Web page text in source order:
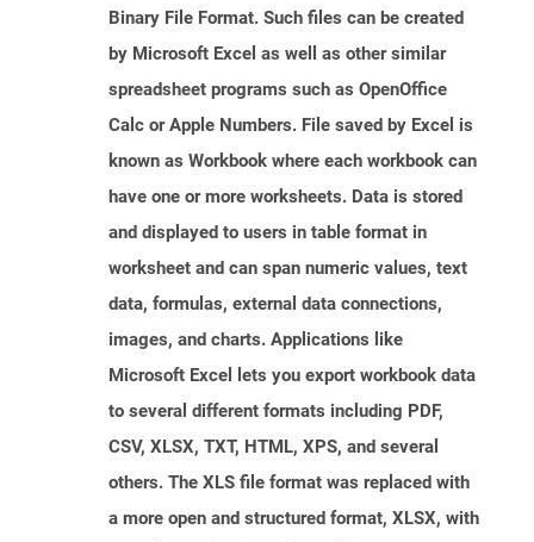
Binary File Format. Such files can be created
by Microsoft Excel as well as other similar
spreadsheet programs such as OpenOffice
Calc or Apple Numbers. File saved by Excel is
known as Workbook where each workbook can
have one or more worksheets. Data is stored
and displayed to users in table format in
worksheet and can span numeric values, text
data, formulas, external data connections,
images, and charts. Applications like
Microsoft Excel lets you export workbook data
to several different formats including PDF,
CSV, XLSX, TXT, HTML, XPS, and several
others. The XLS file format was replaced with
a more open and structured format, XLSX, with